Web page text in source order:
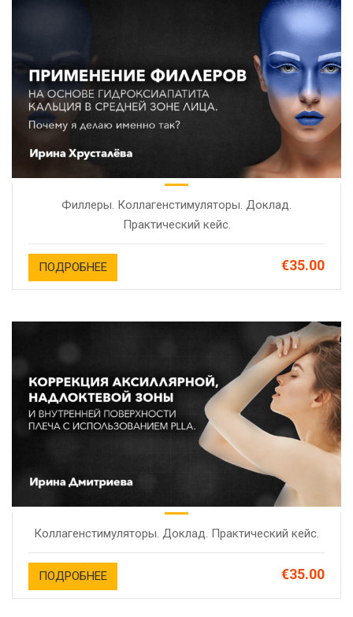
Филлеры. Коллагенстимуляторы. Доклад.
Практический кейс.
ПОДРОБНЕЕ €35.00
Коллагенстимуляторы. Доклад. Практический кейс.
ПОДРОБНЕЕ €35.00